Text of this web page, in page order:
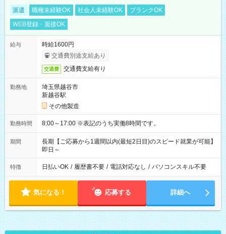
派遣 職種未経験OK 社会人未経験OK
ブランクOK
WEB登録・面接OK
給与
時給1600円
交通費別途支給あり
交通費 交通費支給有り
勤務地
埼玉県越谷市
新越谷駅
その他製造
勤務時間 8:00～17:00 ※表記のうち実働8時間です。
期間
長期【ご応募から1週間以内(最短2日目)のスピード就業が可能】
即日～
特徴 日払いOK / 履歴書不要 / 電話対応なし / パソコンスキル不要
気になる！ 応募する 詳細へ